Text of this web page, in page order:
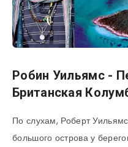
Робин Уильямс -
Британская
По слухам, Роберт
большого острова у